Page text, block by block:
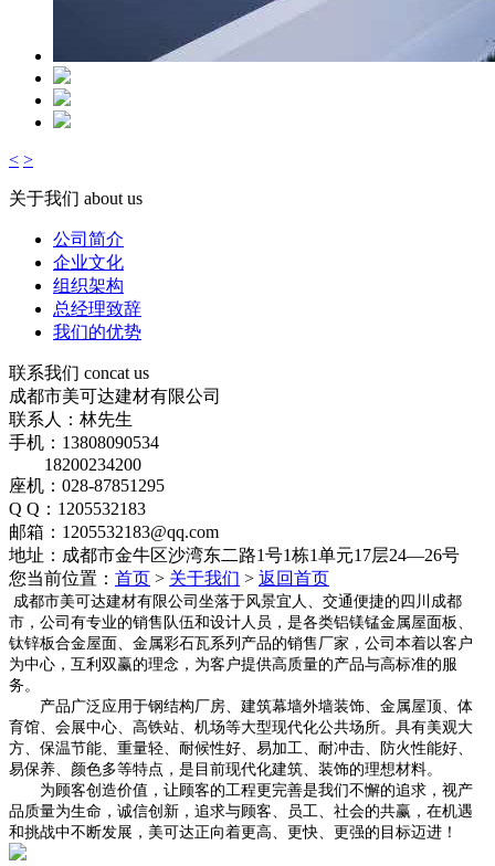
< >
关于我们 about us
公司简介
企业文化
组织架构
总经理致辞
我们的优势
联系我们 concat us
成都市美可达建材有限公司
联系人：林先生
手机：13808090534
18200234200
座机：028-87851295
Q Q：1205532183
邮箱：1205532183@qq.com
地址：成都市金牛区沙湾东二路1号1栋1单元17层24—26号
您当前位置： 首页 > 关于我们 > 返回首页
成都市美可达建材有限公司坐落于风景宜人、交通便捷的四川成都
市，公司有专业的销售队伍和设计人员，是各类铝镁锰金属屋面板、
钛锌板合金屋面、金属彩石瓦系列产品的销售厂家，公司本着以客户
为中心，互利双赢的理念，为客户提供高质量的产品与高标准的服
务。
产品广泛应用于钢结构厂房、建筑幕墙外墙装饰、金属屋顶、体
育馆、会展中心、高铁站、机场等大型现代化公共场所。具有美观大
方、保温节能、重量轻、耐候性好、易加工、耐冲击、防火性能好、
易保养、颜色多等特点，是目前现代化建筑、装饰的理想材料。
为顾客创造价值，让顾客的工程更完善是我们不懈的追求，视产
品质量为生命，诚信创新，追求与顾客、员工、社会的共赢，在机遇
和挑战中不断发展，美可达正向着更高、更快、更强的目标迈进！